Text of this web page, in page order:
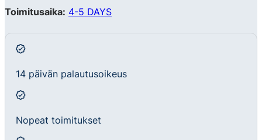
Toimitusaika: 4-5 DAYS
14 päivän palautusoikeus
Nopeat toimitukset